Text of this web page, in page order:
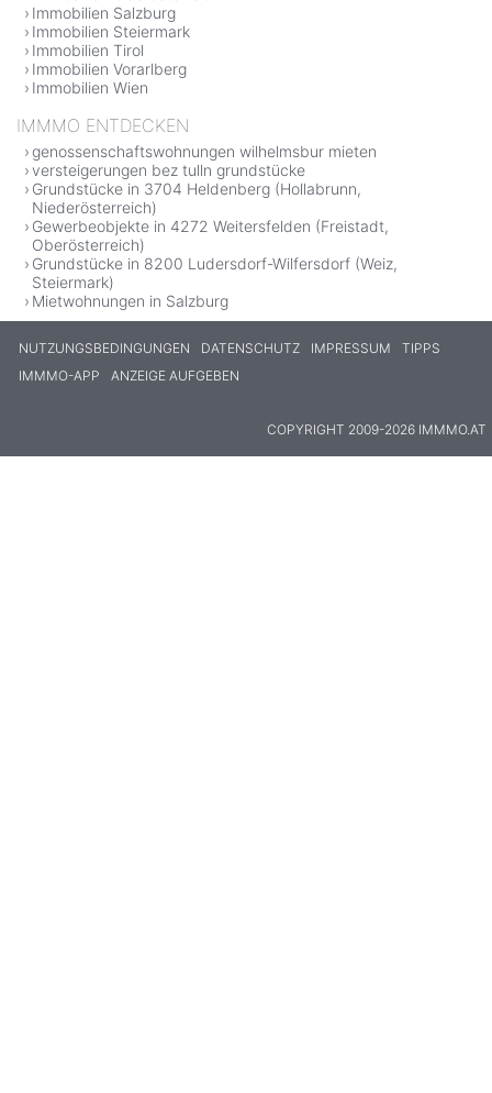
Immobilien Salzburg
Immobilien Steiermark
Immobilien Tirol
Immobilien Vorarlberg
Immobilien Wien
IMMMO ENTDECKEN
genossenschaftswohnungen wilhelmsbur mieten
versteigerungen bez tulln grundstücke
Grundstücke in 3704 Heldenberg (Hollabrunn,
Niederösterreich)
Gewerbeobjekte in 4272 Weitersfelden (Freistadt,
Oberösterreich)
Grundstücke in 8200 Ludersdorf-Wilfersdorf (Weiz,
Steiermark)
Mietwohnungen in Salzburg
NUTZUNGSBEDINGUNGEN DATENSCHUTZ IMPRESSUM
TIPPS
IMMMO-APP
ANZEIGE AUFGEBEN
COPYRIGHT 2009-2026 IMMMO.AT